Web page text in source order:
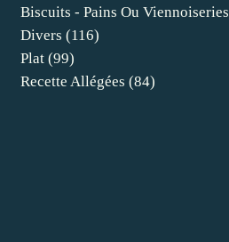
Biscuits - Pains Ou Viennoiseries
Divers (116)
Plat (99)
Recette Allégées (84)